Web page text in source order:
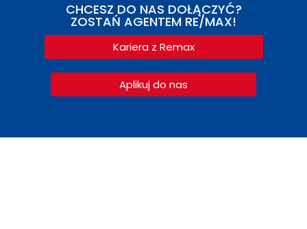
CHCESZ DO NAS DOŁĄCZYĆ?
ZOSTAŃ AGENTEM RE/MAX!
Kariera z Remax
Aplikuj do nas